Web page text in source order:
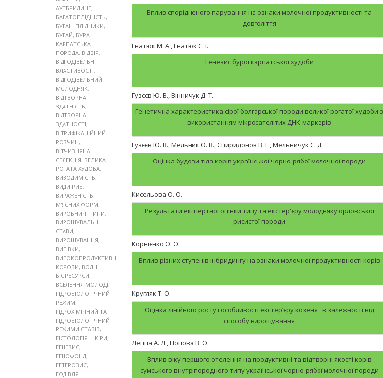
АУТБРИДИНГ,
БАГАТОПЛІДНІСТЬ,
БУГАЇ - ПЛІДНИКИ,
БУГАЙ, БУРА
КАРПАТСЬКА
ПОРОДА, ВІДБІР,
ВІДГОДІВЕЛЬНІ
ВЛАСТИВОСТІ,
ВІДГОДІВЕЛЬНИЙ
МОЛОДНЯК,
ВІДТВОРНА
ЗДАТНІСТЬ,
ВІДТВОРНА
ЗДАТНОСТІ,
ВІТРИФІКАЦІЙНИЙ
РОЗЧИН,
ВІТЧИЗНЯНА
СЕЛЕКЦІЯ, ВЕЛИКА
РОГАТА ХУДОБА,
ВИВОДИМІСТЬ,
ВИДИ РИБ,
ВИРАЖЕНІСТЬ
М'ЯСНИХ ФОРМ,
ВИРОБНИЧІ ТИПИ,
ВИРОЩУВАЛЬНІ
СТАВИ,
ВИРОЩУВАННЯ,
ВИСІВКИ,
ВИСОКОПРОДУКТИВНІ
КОРОВИ, ВОДНІ
БІОРЕСУРСИ,
ВСЕЛЕННЯ МОЛОДІ,
ГІДРОБІОЛОГІЧНИЙ
РЕЖИМ,
ГІДРОХІМІЧНИЙ ТА
ГІДРОБІОЛОГІЧНИЙ
РЕЖИМИ СТАВІВ,
ГІСТОЛОГІЯ ШКІРИ,
ГЕНЕЗИС,
ГЕНОФОНД,
ГЕТЕРОЗИС,
ГОДІВЛЯ
Вплив спорідненого парування на ознаки молочної продуктивності та
довголіття
Гнатюк М. А., Гнатюк С. І.
Генезис бурої карпатської худоби
Гузєєв Ю. В., Вінничук Д. Т.
Генетична характеристика сірої болгарської породи великої рогатої худоби з
використанням мікросателітих ДНК-маркерів
Гузєєв Ю. В., Мельник О. В., Спиридонов В. Г., Мельничук С. Д.
Оцінка будови тіла корів української чорно-рябої молочної породи
Кисельова О. О.
Результати експертної оцінки типу та екстер'єру молодняку орловської
рисистої породи
Корнієнко О. О.
Вплив різних ступенів інбридингу на ознаки молочної продуктивності корів
Кругляк Т. О.
Оцінка лінійного росту і особливості екстер’єру козенят в залежності від
способу вирощування
Леппа А. Л., Попова В. О.
Вплив віку першого отелення на продуктивні та відтворні якості корів
сумського внутріпородного типу української чорно-рябої молочної породи